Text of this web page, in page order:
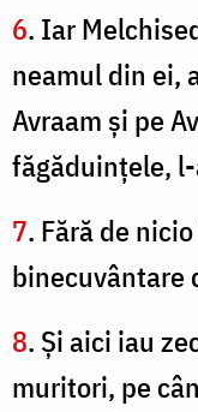
6. Iar
neamul din ei,
Avraam şi pe
făgăduinţele,
7. Fără de
binecuvântare
8. Şi aici iau
muritori, pe